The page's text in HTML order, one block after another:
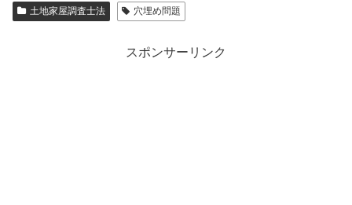
土地家屋調査士法 穴埋め問題
スポンサーリンク